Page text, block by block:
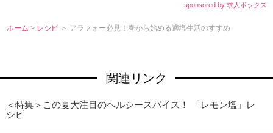
sponsored by 求人ボックス
ホーム > レシピ ＞ アラフォー必見！春から始める適塩生活のすすめ
関連リンク
＜特集＞この夏大注目のヘルシースパイス！ 「レモン塩」レ
シピ